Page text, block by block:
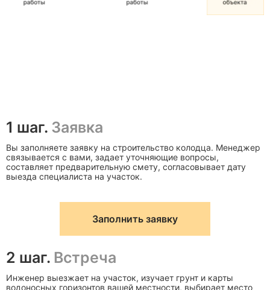
1 шаг. Заявка
Вы заполняете заявку на строительство колодца. Менеджер
связывается с вами, задает уточняющие вопросы,
составляет предварительную смету, согласовывает дату
выезда специалиста на участок.
Заполнить заявку
2 шаг. Встреча
Инженер выезжает на участок, изучает грунт и карты
водоносных горизонтов вашей местности, выбирает место